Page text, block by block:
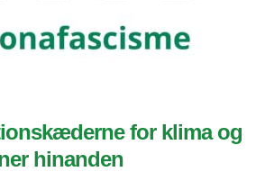
for klima og
hinanden